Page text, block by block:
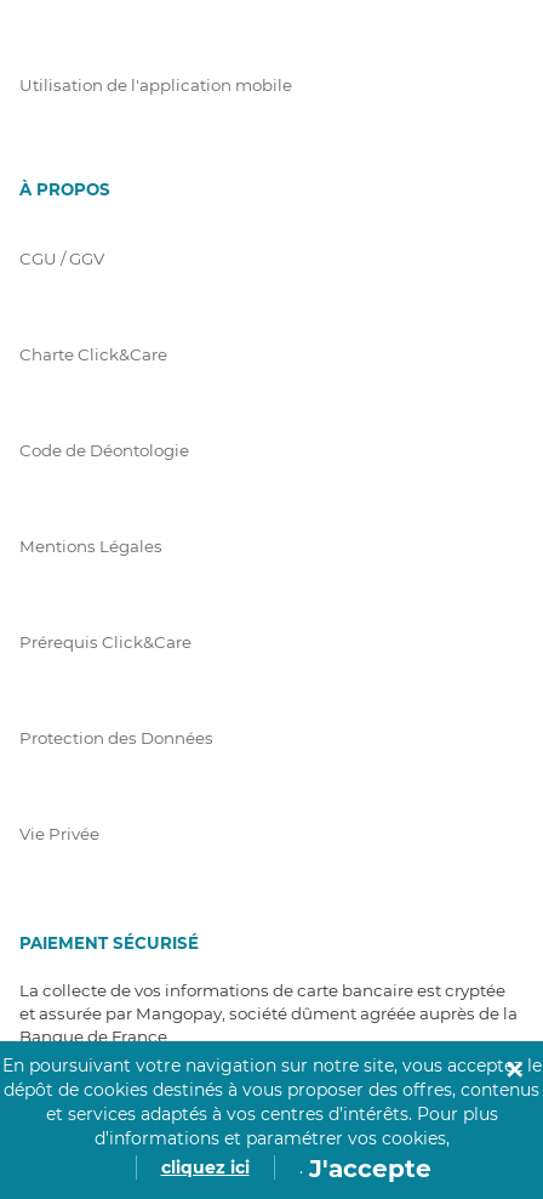
Utilisation de l'application mobile
À PROPOS
CGU / GGV
Charte Click&Care
Code de Déontologie
Mentions Légales
Prérequis Click&Care
Protection des Données
Vie Privée
PAIEMENT SÉCURISÉ
La collecte de vos informations de carte bancaire est cryptée
et assurée par Mangopay, société dûment agréée auprès de la
Banque de France.
En poursuivant votre navigation sur notre site, vous acceptez le
dépôt de cookies destinés à vous proposer des offres, contenus
et services adaptés à vos centres d’intérêts. Pour plus
d’informations et paramétrer vos cookies,
cliquez ici
. J'accepte
✕